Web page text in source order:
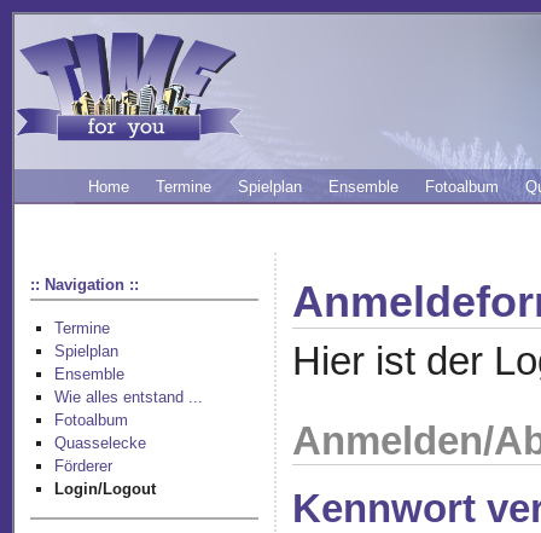
Home Termine Spielplan Ensemble Fotoalbum
:: Navigation ::
Termine
Spielplan
Ensemble
Wie alles entstand ...
Fotoalbum
Quasselecke
Förderer
Login/Logout
Hier ist der
Anmelden/
Kennwort